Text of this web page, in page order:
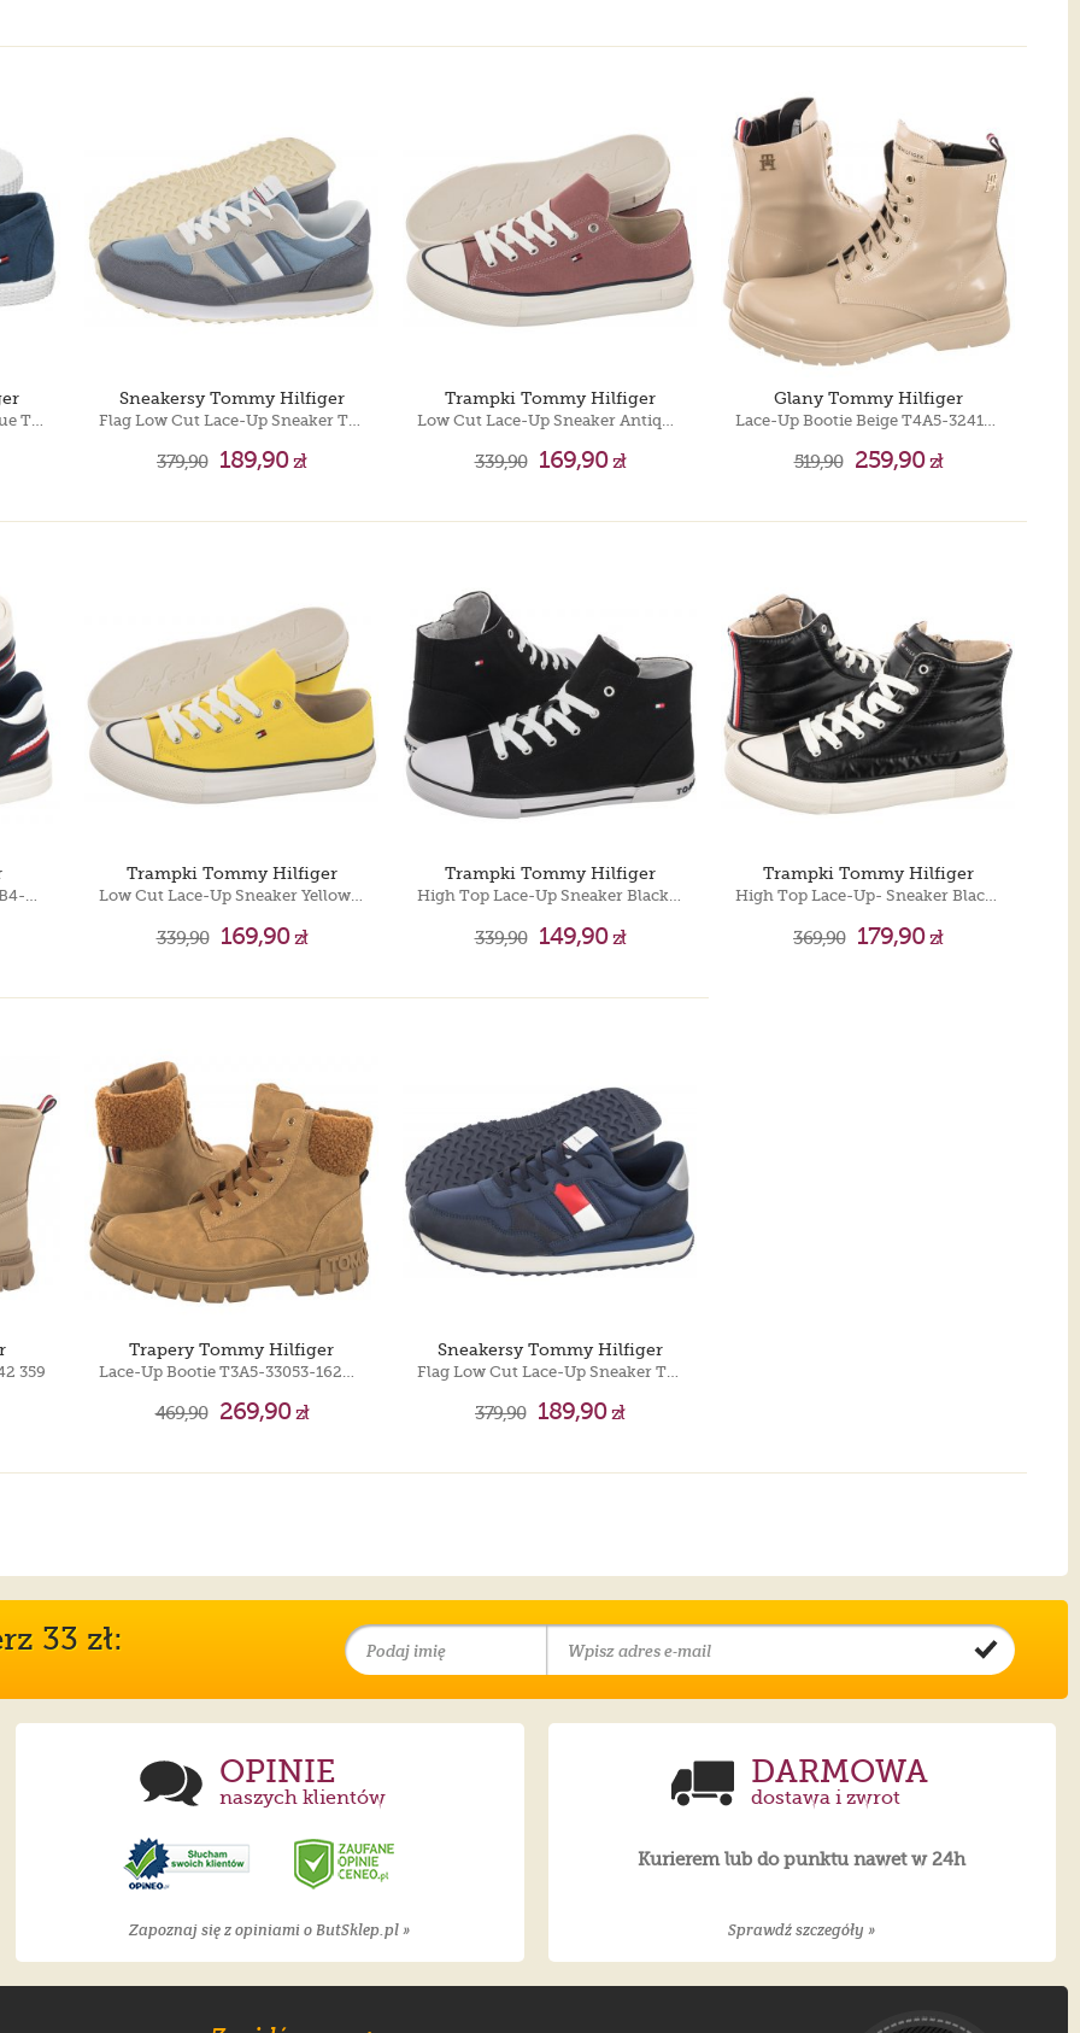
Sneakersy Tommy Hilfiger
379,90 189,90zł
Trampki Tommy Hilfiger
339,90 169,90zł
Glany Tommy Hilfiger
519,90 259,90zł
Mid Cut Lace-Up Sneaker T1B4-32043-0621 X007 Blue/White
Trampki Tommy Hilfiger
Low Cut Lace-Up Sneaker Yellow T3A4-32118-0890 200
339,90 169,90zł
Trampki Tommy Hilfiger
High Top Lace-Up Sneaker Black T3X4-32209-0890 999
339,90 149,90zł
Trampki Tommy Hilfiger
High Top Lace-Up- Sneaker Black T3A9-32290-1437999
369,90 179,90zł
359
Trapery Tommy Hilfiger
469,90 269,90zł
Sneakersy Tommy Hilfiger
379,90 189,90zł
33 zł:
OPINIE
naszych klientów
Zapoznaj się z opiniami o ButSklep.pl »
DARMOWA
dostawa i zwrot
Kurierem lub do punktu nawet w 24h
Sprawdź szczegóły »